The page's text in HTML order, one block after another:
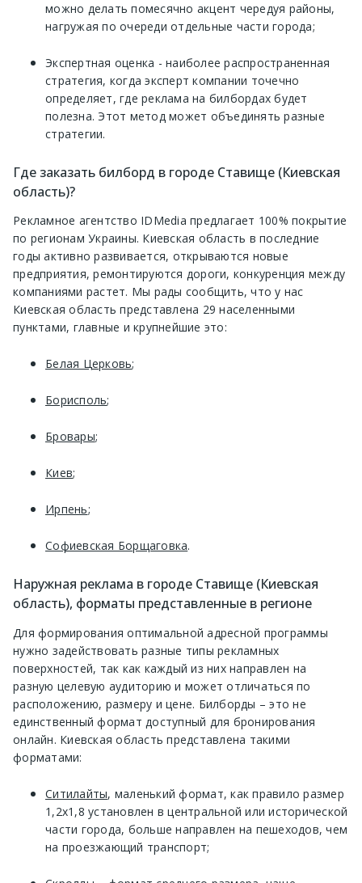
можно делать помесячно акцент чередуя районы,
нагружая по очереди отдельные части города;
Экспертная оценка - наиболее распространенная
стратегия, когда эксперт компании точечно
определяет, где реклама на билбордах будет
полезна. Этот метод может объединять разные
стратегии.
Где заказать билборд в городе Ставище (Киевская
область)?
Рекламное агентство IDMedia предлагает 100% покрытие
по регионам Украины. Киевская область в последние
годы активно развивается, открываются новые
предприятия, ремонтируются дороги, конкуренция между
компаниями растет. Мы рады сообщить, что у нас
Киевская область представлена 29 населенными
пунктами, главные и крупнейшие это:
Белая Церковь;
Борисполь;
Бровары;
Киев;
Ирпень;
Софиевская Борщаговка.
Наружная реклама в городе Ставище (Киевская
область), форматы представленные в регионе
Для формирования оптимальной адресной программы
нужно задействовать разные типы рекламных
поверхностей, так как каждый из них направлен на
разную целевую аудиторию и может отличаться по
расположению, размеру и цене. Билборды – это не
единственный формат доступный для бронирования
онлайн. Киевская область представлена такими
форматами:
Ситилайты, маленький формат, как правило размер
1,2х1,8 установлен в центральной или исторической
части города, больше направлен на пешеходов, чем
на проезжающий транспорт;